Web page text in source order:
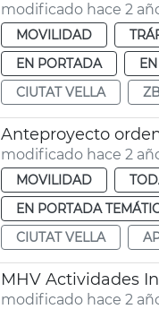
modificado hace 2
MOVILIDAD
EN PORTADA
CIUTAT VELLA
Anteproyecto
modificado hace 2
MOVILIDAD
EN PORTADA
CIUTAT VELLA
MHV Actividades
modificado hace 2